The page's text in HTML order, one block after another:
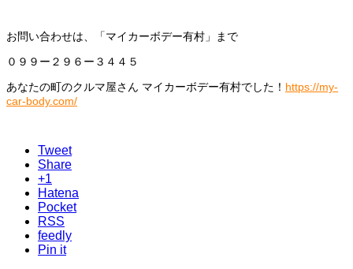
お問い合わせは、「マイカーボデー有村」まで
０９９ー２９６ー３４４５
あなたの町のクルマ屋さん マイカーボデー有村でした！ https://my-
car-body.com/
Tweet
Share
+1
Hatena
Pocket
RSS
feedly
Pin it